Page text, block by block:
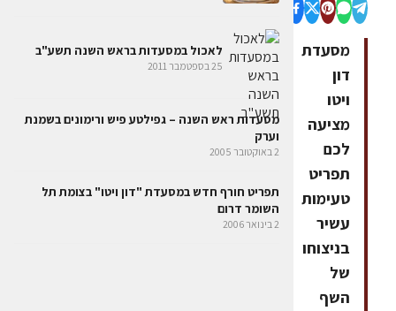
מסעדת
דון
ויטו
מציעה
לכם
תפריט
טעימות
עשיר
בניצוחו
של
השף
לאכול במסעדות בראש השנה תשע"ב
25 בספטמבר 2011
מסעדות ראש השנה – גפילטע פיש ורימונים בשמנת
וערק
2 באוקטובר 2005
תפריט חורף חדש במסעדת "דון ויטו" בצומת תל
השומר דרום
2 בינואר 2006